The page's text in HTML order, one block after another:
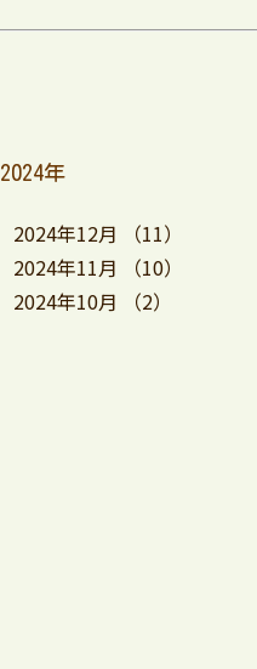
2024年
2024年12月
（11）
2024年11月
（10）
2024年10月
（2）